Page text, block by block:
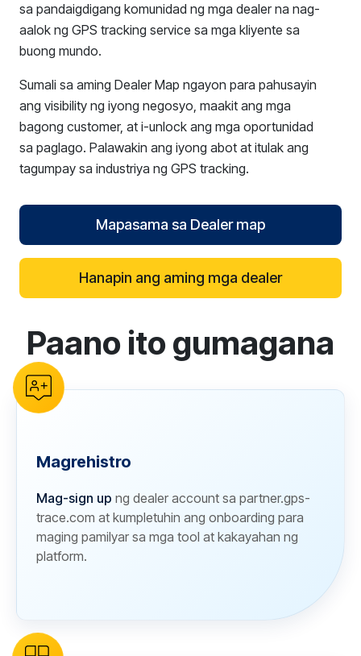
sa pandaigdigang komunidad ng mga dealer na nag-
aalok ng GPS tracking service sa mga kliyente sa
buong mundo.
Sumali sa aming Dealer Map ngayon para pahusayin
ang visibility ng iyong negosyo, maakit ang mga
bagong customer, at i-unlock ang mga oportunidad
sa paglago. Palawakin ang iyong abot at itulak ang
tagumpay sa industriya ng GPS tracking.
Mapasama sa Dealer map
Hanapin ang aming mga dealer
reCAPTCHA verification
Paano ito gumagana
Magrehistro
Mag-sign up ng dealer account sa partner.gps-
trace.com at kumpletuhin ang onboarding para
maging pamilyar sa mga tool at kakayahan ng
platform.